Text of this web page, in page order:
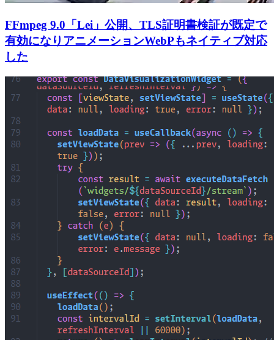
FFmpeg 9.0「Lei」公開、TLS証明書検証が既定で
有効になりアニメーションWebPもネイティブ対応
した